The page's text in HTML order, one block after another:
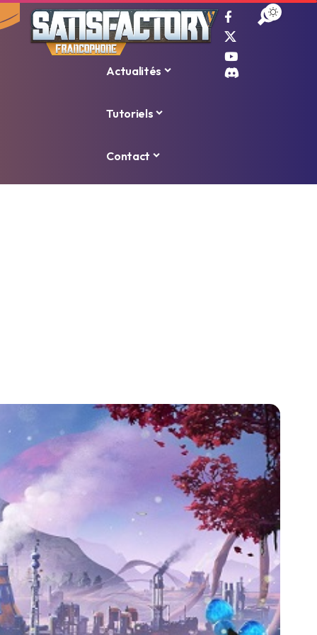
Accueil
Actualités
Tutoriels
Contact